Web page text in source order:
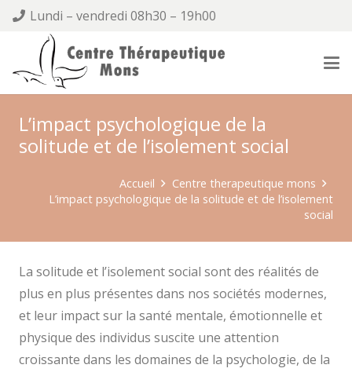
Lundi – vendredi 08h30 – 19h00
L’impact psychologique de la
solitude et de l’isolement social
Accueil
Centre therapeutique mons
L’impact psychologique de la solitude et de l’isolement
social
La solitude et l’isolement social sont des réalités de
plus en plus présentes dans nos sociétés modernes,
et leur impact sur la santé mentale, émotionnelle et
physique des individus suscite une attention
croissante dans les domaines de la psychologie, de la